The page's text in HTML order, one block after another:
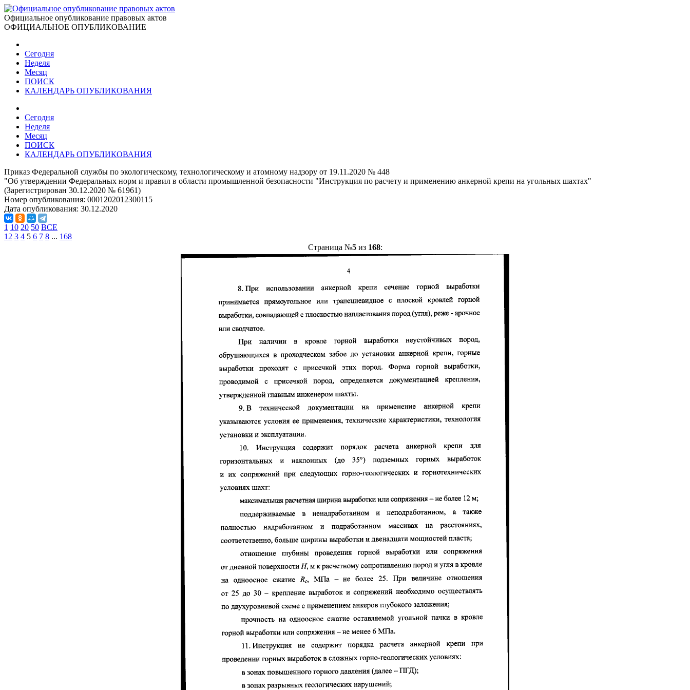
Официальное опубликование правовых актов
ОФИЦИАЛЬНОЕ ОПУБЛИКОВАНИЕ
Сегодня
Неделя
Месяц
ПОИСК
КАЛЕНДАРЬ ОПУБЛИКОВАНИЯ
Сегодня
Неделя
Месяц
ПОИСК
КАЛЕНДАРЬ ОПУБЛИКОВАНИЯ
Приказ Федеральной службы по экологическому, технологическому и атомному надзору от 19.11.2020 № 448
"Об утверждении Федеральных норм и правил в области промышленной безопасности "Инструкция по расчету и применению анкерной крепи на угольных шахтах"
(Зарегистрирован 30.12.2020 № 61961)
Номер опубликования: 0001202012300115
Дата опубликования: 30.12.2020
1 10 20 50 ВСЕ
1 2 3 4 5 6 7 8 ... 168
Страница №5из 168: